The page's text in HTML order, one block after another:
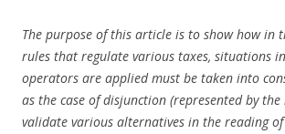
The purpose of this article is to show how in
rules that regulate various taxes, situations
operators are applied must be taken into
as the case of disjunction (represented by the
validate various alternatives in the reading